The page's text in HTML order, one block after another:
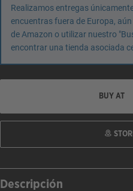
Realizamos entregas
encuentras fuera de Europa,
de Amazon o utilizar nuestro
encontrar una tienda asociada
BUY AT
Descripción